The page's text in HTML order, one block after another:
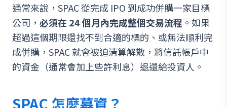
通常來說，SPAC 從完成 IPO 到成功併購一家目標
公司， 必須在 24 個月內完成整個交易流程 。如果
超過這個期限還找不到合適的標的、或無法順利完
成併購，SPAC 就會被迫清算解散，將信託帳戶中
的資金（通常會加上些許利息）退還給投資人。
SPAC 怎麼募資？